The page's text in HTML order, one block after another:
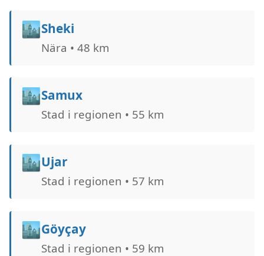
🏙️Sheki
Nära • 48 km
🏙️Samux
Stad i regionen • 55 km
🏙️Ujar
Stad i regionen • 57 km
🏙️Göyçay
Stad i regionen • 59 km